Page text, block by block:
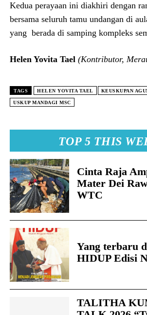
TOP 5 THIS
Cinta Raja
Mater Dei
WTC
Yang terbaru
HIDUP Edisi
TALITHA
Kedua perayaan ini diakhiri dengan
bersama seluruh tamu undangan di
yang berada di samping kompleks
Helen Yovita Tael (Kontributor,
TAGS HELEN YOVITA TAEL KEUSKUPAN
USKUP MANDAGI MSC